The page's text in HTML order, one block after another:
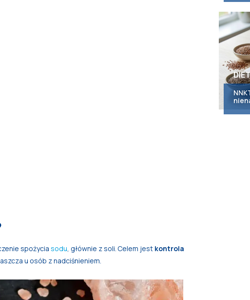
spożycia sodu, głównie z soli. Celem jest kontrola
u osób z nadciśnieniem.